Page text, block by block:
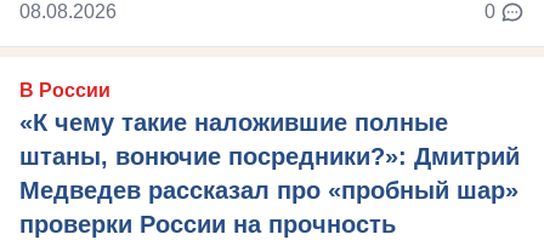
08.08.2026 0
В России
«К чему такие наложившие полные
штаны, вонючие посредники?»: Дмитрий
Медведев рассказал про «пробный шар»
проверки России на прочность